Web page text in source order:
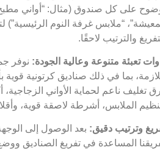
على كل صندوق (مثال: “أواني
“ملابس غرفة النوم الرئيسية”)
والترتيب لاحقًا.
تعبئة متنوعة وعالية الجودة: نوفر
بما في ذلك صناديق كرتونية قوية
تغليف ناعم لحماية الأواني الزجاجية،
الملابس، أشرطة لاصقة قوية،
وترتيب دقيق: بعد الوصول إلى
المساعدة في تفريغ الصناديق